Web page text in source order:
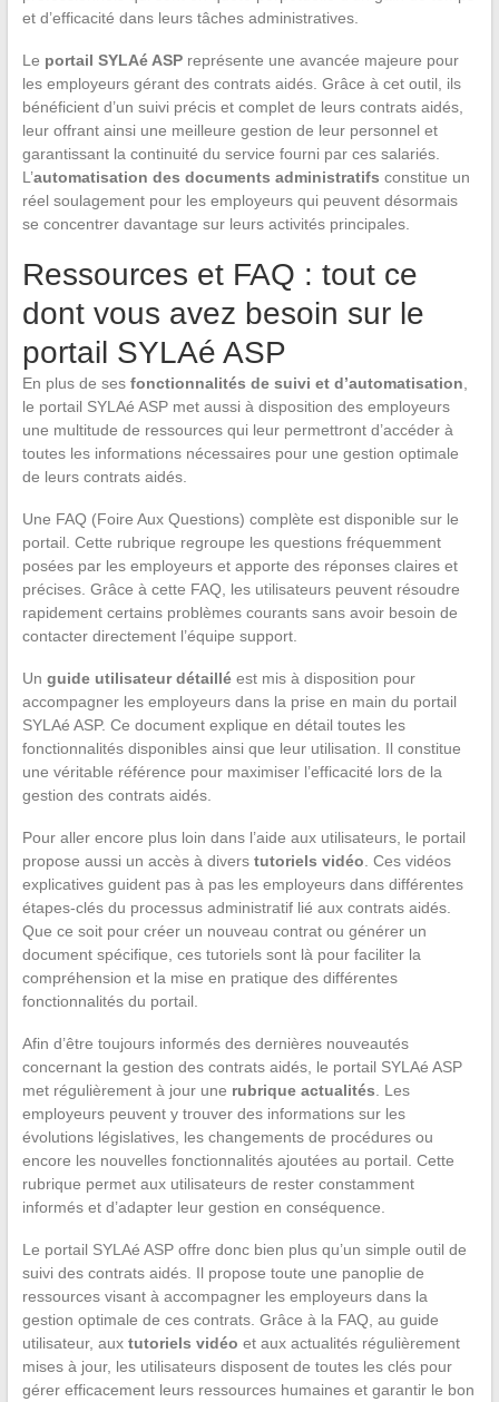
et d’efficacité dans leurs tâches administratives.
Le portail SYLAé ASPreprésente une avancée majeure pour
les employeurs gérant des contrats aidés. Grâce à cet outil, ils
bénéficient d’un suivi précis et complet de leurs contrats aidés,
leur offrant ainsi une meilleure gestion de leur personnel et
garantissant la continuité du service fourni par ces salariés.
L’automatisation des documents administratifs constitue un
réel soulagement pour les employeurs qui peuvent désormais
se concentrer davantage sur leurs activités principales.
Ressources et FAQ : tout ce
dont vous avez besoin sur le
portail SYLAé ASP
En plus de ses fonctionnalités de suivi et d’automatisation,
le portail SYLAé ASP met aussi à disposition des employeurs
une multitude de ressources qui leur permettront d’accéder à
toutes les informations nécessaires pour une gestion optimale
de leurs contrats aidés.
Une FAQ (Foire Aux Questions) complète est disponible sur le
portail. Cette rubrique regroupe les questions fréquemment
posées par les employeurs et apporte des réponses claires et
précises. Grâce à cette FAQ, les utilisateurs peuvent résoudre
rapidement certains problèmes courants sans avoir besoin de
contacter directement l’équipe support.
Un guide utilisateur détailléest mis à disposition pour
accompagner les employeurs dans la prise en main du portail
SYLAé ASP. Ce document explique en détail toutes les
fonctionnalités disponibles ainsi que leur utilisation. Il constitue
une véritable référence pour maximiser l’efficacité lors de la
gestion des contrats aidés.
Pour aller encore plus loin dans l’aide aux utilisateurs, le portail
propose aussi un accès à divers tutoriels vidéo. Ces vidéos
explicatives guident pas à pas les employeurs dans différentes
étapes-clés du processus administratif lié aux contrats aidés.
Que ce soit pour créer un nouveau contrat ou générer un
document spécifique, ces tutoriels sont là pour faciliter la
compréhension et la mise en pratique des différentes
fonctionnalités du portail.
Afin d’être toujours informés des dernières nouveautés
concernant la gestion des contrats aidés, le portail SYLAé ASP
met régulièrement à jour une rubrique actualités. Les
employeurs peuvent y trouver des informations sur les
évolutions législatives, les changements de procédures ou
encore les nouvelles fonctionnalités ajoutées au portail. Cette
rubrique permet aux utilisateurs de rester constamment
informés et d’adapter leur gestion en conséquence.
Le portail SYLAé ASP offre donc bien plus qu’un simple outil de
suivi des contrats aidés. Il propose toute une panoplie de
ressources visant à accompagner les employeurs dans la
gestion optimale de ces contrats. Grâce à la FAQ, au guide
utilisateur, aux tutoriels vidéo et aux actualités régulièrement
mises à jour, les utilisateurs disposent de toutes les clés pour
gérer efficacement leurs ressources humaines et garantir le bon